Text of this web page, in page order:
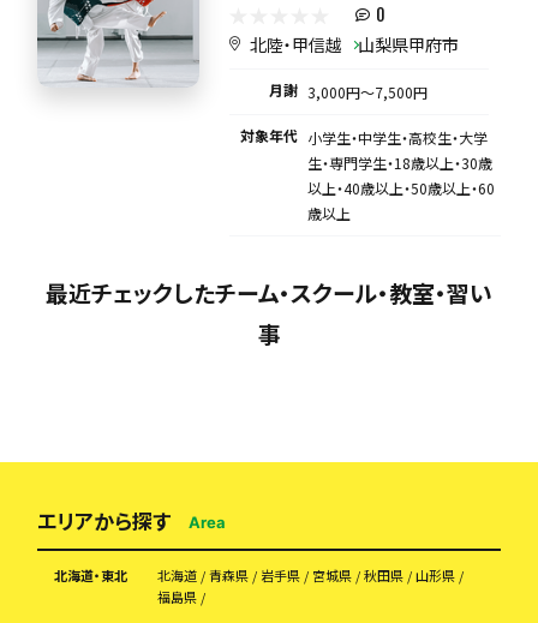
0
北陸・甲信越 山梨県甲府市
月謝 3,000円〜7,500円
対象年代 小学生・中学生・高校生・大学
生・専門学生・18歳以上・30歳
以上・40歳以上・50歳以上・60
歳以上
最近チェックしたチーム・スクール・教室・習い
事
エリアから探す Area
北海道・東北 北海道 青森県 岩手県 宮城県 秋田県
山形県
福島県